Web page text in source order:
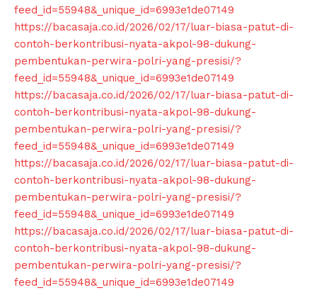
feed_id=55948&_unique_id=6993e1de07149
https://bacasaja.co.id/2026/02/17/luar-biasa-patut-di-
contoh-berkontribusi-nyata-akpol-98-dukung-
pembentukan-perwira-polri-yang-presisi/?
feed_id=55948&_unique_id=6993e1de07149
https://bacasaja.co.id/2026/02/17/luar-biasa-patut-di-
contoh-berkontribusi-nyata-akpol-98-dukung-
pembentukan-perwira-polri-yang-presisi/?
feed_id=55948&_unique_id=6993e1de07149
https://bacasaja.co.id/2026/02/17/luar-biasa-patut-di-
contoh-berkontribusi-nyata-akpol-98-dukung-
pembentukan-perwira-polri-yang-presisi/?
feed_id=55948&_unique_id=6993e1de07149
https://bacasaja.co.id/2026/02/17/luar-biasa-patut-di-
contoh-berkontribusi-nyata-akpol-98-dukung-
pembentukan-perwira-polri-yang-presisi/?
feed_id=55948&_unique_id=6993e1de07149